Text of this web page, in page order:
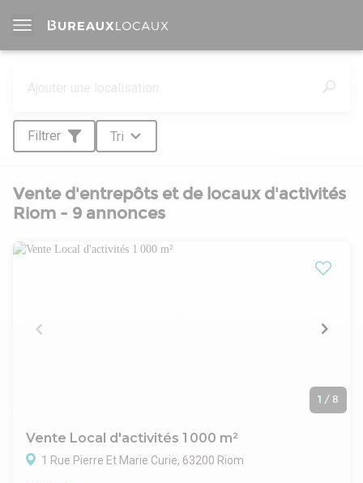
Filtrer Tri
Vente d'entrepôts et de locaux d'activités
Riom - 9 annonces
1 / 8
Vente Local d'activités 1 000 m²
1 Rue Pierre Et Marie Curie, 63200 Riom